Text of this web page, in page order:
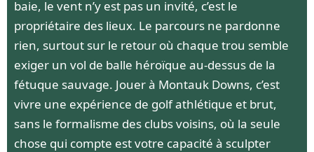
baie, le vent n’y est pas un invité, c’est le
propriétaire des lieux. Le parcours ne pardonne
rien, surtout sur le retour où chaque trou semble
exiger un vol de balle héroïque au-dessus de la
fétuque sauvage. Jouer à Montauk Downs, c’est
vivre une expérience de golf athlétique et brut,
sans le formalisme des clubs voisins, où la seule
chose qui compte est votre capacité à sculpter